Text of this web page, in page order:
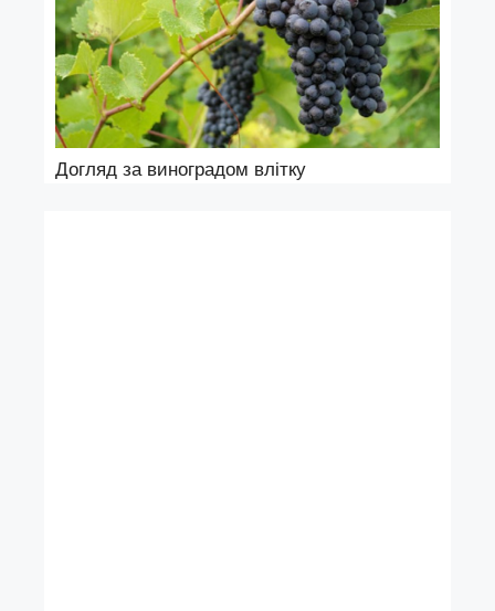
Догляд за виноградом влітку